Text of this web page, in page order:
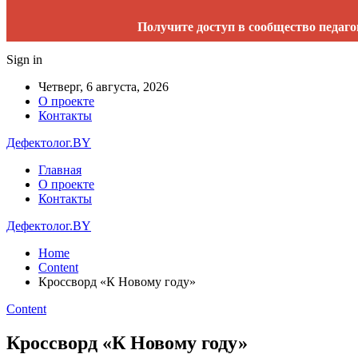
Получите доступ в сообщество
Sign in
Четверг, 6 августа, 2026
О проекте
Контакты
Дефектолог.BY
Главная
О проекте
Контакты
Дефектолог.BY
Home
Content
Кроссворд «К Новому году»
Content
Кроссворд «К Новому году»